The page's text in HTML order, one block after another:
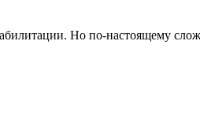
Но по-настоящему